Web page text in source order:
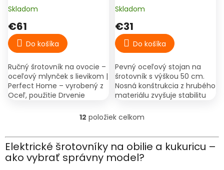
Perfect Home
Skladom
€61
Do košíka
Ručný šrotovník na ovocie –
oceľový mlynček s lievikom |
Perfect Home – vyrobený z
Oceľ, použitie Drvenie
kvasením, upevnenie
Rukoväť + stabilizačné...
Skladom
€31
Do košíka
Pevný oceľový stojan na
šrotovník s výškou 50 cm.
Nosná konštrukcia z hrubého
materiálu zvyšuje stabilitu
prácu so šrotovníkom.
O
l
á
d
12 položiek celkom
Elektrické šrotovníky na obilie a kukuricu –
ako vybrať správny model?